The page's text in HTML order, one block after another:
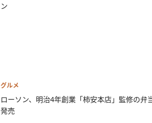
ン
グルメ
ローソン、明治4年創業「柿安本店」監修の弁
発売